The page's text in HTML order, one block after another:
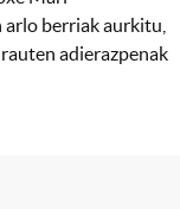
arlo berriak aurkitu,
adierazpenak